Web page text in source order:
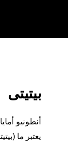
بيتيتى
أنطونيو